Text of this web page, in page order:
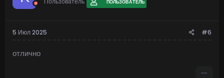
ПОЛЬЗОВАТЕЛЬ
5 Июл 2025 #6
отлично